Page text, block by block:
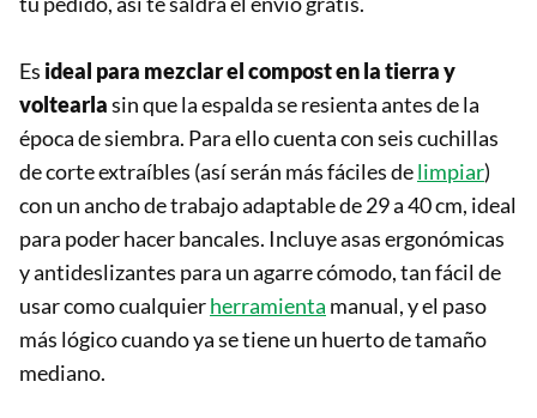
Es ideal para mezclar el compost en la tierra y
voltearlasin que la espalda se resienta antes de la
época de siembra. Para ello cuenta con seis cuchillas
de corte extraíbles (así serán más fáciles delimpiar)
con un ancho de trabajo adaptable de 29 a 40 cm, ideal
para poder hacer bancales. Incluye asas ergonómicas
y antideslizantes para un agarre cómodo, tan fácil de
usar como cualquierherramienta manual, y el paso
más lógico cuando ya se tiene un huerto de tamaño
mediano.